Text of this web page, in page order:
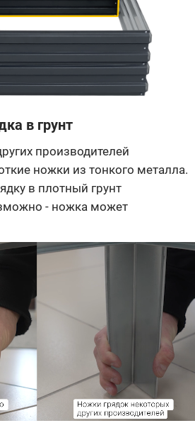
в грунт
производителей
ножки из тонкого металла.
в плотный грунт
- ножка может